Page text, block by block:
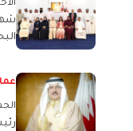
الأحد ١٠
الجمعة